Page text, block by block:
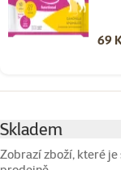
69
Skladem
Zobrazí zboží, které